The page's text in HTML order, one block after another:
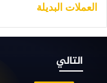
العملات البديلة
التاليالبيتكوين